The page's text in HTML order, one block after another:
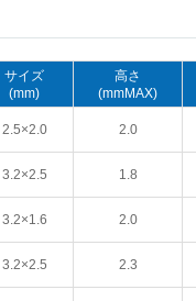
サイズ
(mm)
高さ
(mmMAX)
2.5×2.0 2.0
3.2×2.5 1.8
3.2×1.6 2.0
3.2×2.5 2.3